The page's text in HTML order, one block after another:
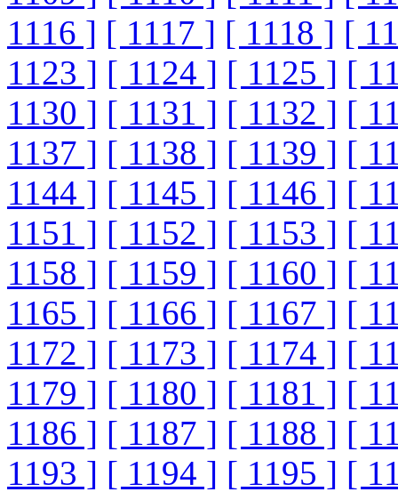
1116 ] [ 1117 ] [ 1118 ] [
1123 ] [ 1124 ] [ 1125 ] [
1130 ] [ 1131 ] [ 1132 ] [
1137 ] [ 1138 ] [ 1139 ] [
1144 ] [ 1145 ] [ 1146 ] [
1151 ] [ 1152 ] [ 1153 ] [
1158 ] [ 1159 ] [ 1160 ] [
1165 ] [ 1166 ] [ 1167 ] [
1172 ] [ 1173 ] [ 1174 ] [
1179 ] [ 1180 ] [ 1181 ] [
1186 ] [ 1187 ] [ 1188 ] [
1193 ] [ 1194 ] [ 1195 ] [